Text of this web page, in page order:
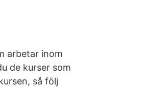
arbetar inom
de kurser som
så följ